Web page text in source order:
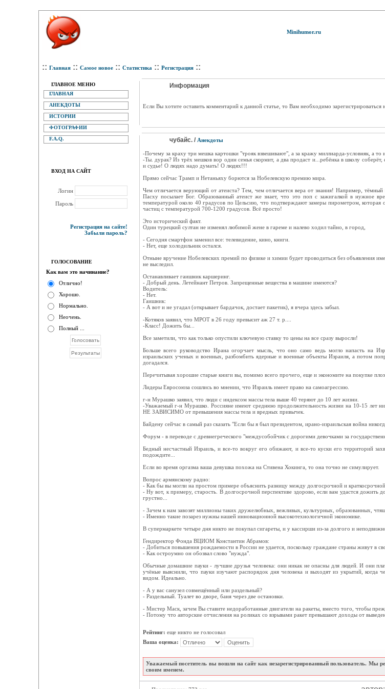
Minihumor.ru
:: Главная :: Самое новое :: Статистика :: Регистрация ::
ГЛАВНОЕ МЕНЮ
ГЛАВНАЯ
АНЕКДОТЫ
ИСТОРИИ
ФОТОГРАФИИ
F.A.Q.
ВХОД НА САЙТ
Логин
Пароль
Регистрация на сайте!
Забыли пароль?
ГОЛОСОВАНИЕ
Как вам это начинание?
Отлично!
Хорошо.
Нормально.
Неочень.
Полный ...
Информация
Eсли Вы хотите оставить комментарий к данной статье, то Вам необходимо зарегистрироваться
чубайс. / Анекдоты
-Почему за краху три мешка картошки "трояк взвешивают", а за кражу миллиарда-условняк, а то
-Ты. дурак? Из трёх мешков вор один семья скормит, а два продаст и...ребёнка в школу
и судье! О людях надо думать! О людях!!!
Прямо сейчас Трамп и Нетаньяху борются за Нобелевскую премию мира.
Чем отличается верующий от атеиста? Тем, чем отличается вера от знания! Например,
Пасху посылает Бог. Образованный атеист же знает, что это поп с зажигалкой в нужное
температурой около 40 градусов по Цельсию, что подтверждают замеры пирометром, которая
частиц с температурой 700-1200 градусов. Всё просто!
Это исторический факт.
Один турецкий султан не изменял любимой жене в гареме и налево ходил тайно, в город,
- Сегодня смартфон заменил все: телевидение, кино, книги.
- Нет, еще холодильник остался.
Отныне вручение Нобелевских премий по физике и химии будет проводиться без объявления
не выследил.
Останавливает гаишник каршеринг.
- Добрый день. Летейнант Петров. Запрещенные вещества в машине имеются?
Водитель:
- Нет.
Гаишник:
- А вот и не угадал (открывает бардачок, достает пакетик), я вчера здесь забыл.
-Котяков заявил, что МРОТ в 26 году превысит аж 27 т. р....
-Класс! Дожить бы...
Все заметили, что как только опустили ключевую ставку то цены на все сразу выросли!
Больше всего руководство Ирана огорчает мысль, что оно само ведь могло напасть на
израильских ученых и военных, разбомбить ядерные и военные объекты Израиля, а потом
догадался.
Перечитывая хорошие старые книги вы, помимо всего прочего, еще и экономите на покупке
Лидеры Евросоюза сошлись во мнении, что Израиль имеет право на самоагрессию.
г-н Мурашко заявил, что люди с индексом массы тела выше 40 теряют до 10 лет жизни.
-Уважаемый г-н Мурашко. Россияне имеют среднюю продолжительность жизни на 10-15 лет
НЕ ЗАВИСИМО от превышения массы тела и вредных привычек.
Байдену сейчас в самый раз сказать "Если бы я был президентом, ирано-израильская война
Форум - в переводе с древнегреческого "междусобойчик с дорогими девочками за
Бедный несчастный Израиль, и все-то вокруг его обижают, и все-то куски его территорий
подождите...
Если во время оргазма ваша девушка похожа на Стивена Хокинга, то она точно не симулирует.
Вопрос армянскому радио:
- Как бы вы могли на простом примере объяснить разницу между долгосрочной и
- Ну вот, к примеру, старость. В долгосрочной перспективе здорово, если вам удастся дожить
грустно...
- Зачем к нам завозят миллионы таких дружелюбных, вежливых, культурных, образованных,
- Именно такие позарез нужны нашей инновационной высокотехнологичной экономике.
В супермаркете четыре дня никто не покупал сигареты, и у кассирши из-за долгого и
Гендиректор Фонда ВЦИОМ Константин Абрамов:
- Добиться повышения рождаемости в России не удается, поскольку граждане страны живут в
- Как остроумно он обозвал слово "нужда".
Обычные домашние пауки - лучшие друзья человека: они никак не опасны для людей. И они
учёные выяснили, что пауки изучают распорядок дня человека и выходят из укрытий, когда
видом. Идеально.
- А у вас санузел совмещённый или раздельный?
- Раздельный. Туалет во дворе, баня через две остановки.
- Мистер Маск, зачем Вы ставите недоработанные двигатели на ракеты, вместо того, чтобы
- Потому что авторские отчисления на роликах со взрывами ракет превышают доходы от
Рейтинг: еще никто не голосовал
Ваша оценка:
Уважаемый посетитель вы вошли на сайт как незарегистрированный пользователь. Мы
своим именем.